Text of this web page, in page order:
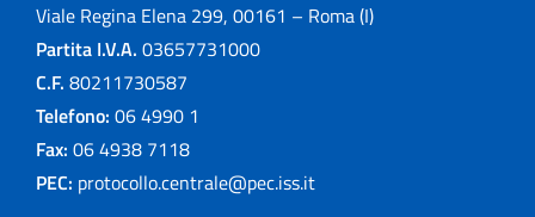
Viale Regina Elena 299, 00161 – Roma (I)
Partita I.V.A. 03657731000
C.F. 80211730587
Telefono: 06 4990 1
Fax: 06 4938 7118
PEC: protocollo.centrale@pec.iss.it